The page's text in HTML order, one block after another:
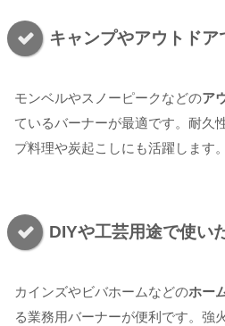
キャンプやアウトドア
モンベルやスノーピークなどのア
ているバーナーが最適です。耐久
プ料理や炭起こしにも活躍します。
DIYや工芸用途で使い
カインズやビバホームなどのホー
る業務用バーナーが便利です。強